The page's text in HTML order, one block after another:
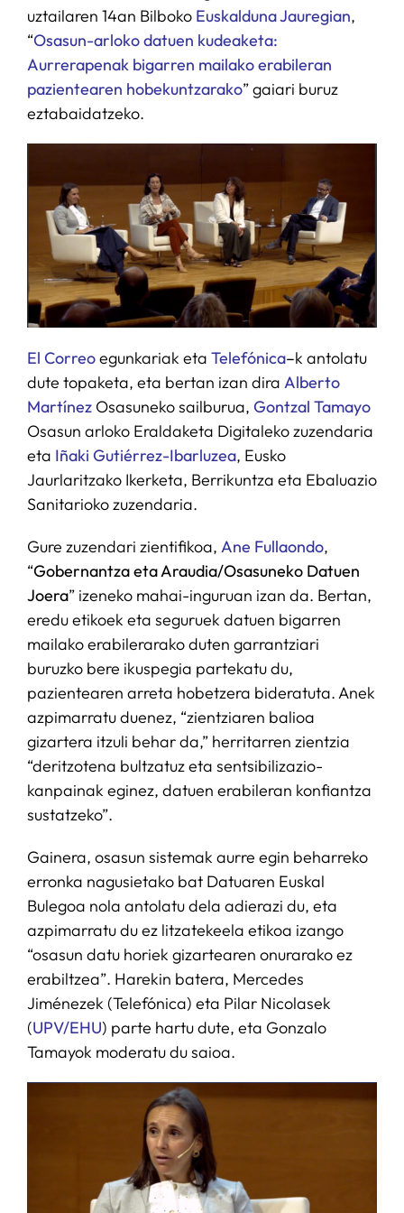
uztailaren 14an Bilboko Euskalduna Jauregian,
“Osasun-arloko datuen kudeaketa:
Aurrerapenak bigarren mailako erabileran
pazientearen hobekuntzarako” gaiari buruz
eztabaidatzeko.
El Correoegunkariak eta Telefónica–k antolatu
dute topaketa, eta bertan izan dira Alberto
MartínezOsasuneko sailburua, Gontzal Tamayo
Osasun arloko Eraldaketa Digitaleko zuzendaria
eta Iñaki Gutiérrez-Ibarluzea, Eusko
Jaurlaritzako Ikerketa, Berrikuntza eta Ebaluazio
Sanitarioko zuzendaria.
Gure zuzendari zientifikoa, Ane Fullaondo,
“Gobernantza eta Araudia/Osasuneko Datuen
Joera” izeneko mahai-inguruan izan da. Bertan,
eredu etikoek eta seguruek datuen bigarren
mailako erabilerarako duten garrantziari
buruzko bere ikuspegia partekatu du,
pazientearen arreta hobetzera bideratuta. Anek
azpimarratu duenez, “zientziaren balioa
gizartera itzuli behar da,” herritarren zientzia
“deritzotena bultzatuz eta sentsibilizazio-
kanpainak eginez, datuen erabileran konfiantza
sustatzeko”.
Gainera, osasun sistemak aurre egin beharreko
erronka nagusietako bat Datuaren Euskal
Bulegoa nola antolatu dela adierazi du, eta
azpimarratu du ez litzatekeela etikoa izango
“osasun datu horiek gizartearen onurarako ez
erabiltzea”. Harekin batera, Mercedes
Jiménezek (Telefónica) eta Pilar Nicolasek
(UPV/EHU) parte hartu dute, eta Gonzalo
Tamayok moderatu du saioa.